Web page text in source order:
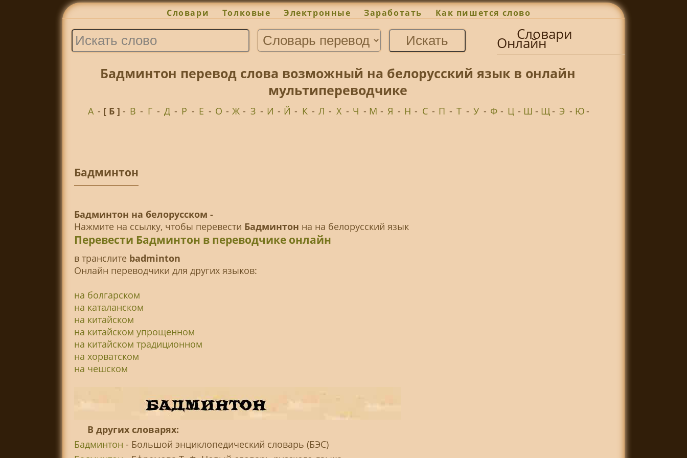
Словари Толковые Электронные Заработать Как пишется слово
Словари
Онлайн
Бадминтон перевод слова возможный на белорусский язык в онлайн
мультипереводчике
А - [ Б ]- В - Г - Д - Р - Е - О - Ж - З - И - Й - К - Л - Х - Ч - М - Я - Н - С - П - Т - У - Ф - Ц - Ш - Щ- Э - Ю-
Бадминтон
Бадминтон на белорусском -
Нажмите на ссылку, чтобы перевести Бадминтон на на белорусский язык
Перевести Бадминтон в переводчике онлайн
в транслитe badminton
Онлайн переводчики для других языков:
на болгарском
на каталанском
на китайском
на китайском упрощенном
на китайском традиционном
на хорватском
на чешском
В других словарях:
Бадминтон - Большой энциклопедический словарь (БЭС)